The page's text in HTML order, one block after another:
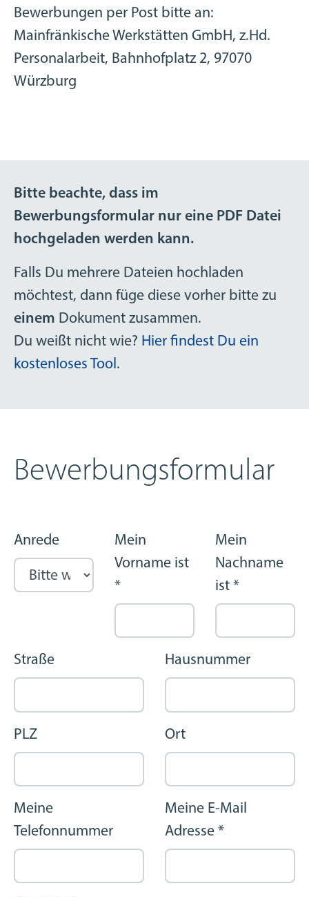
Bewerbungen per Post bitte an:
Mainfränkische Werkstätten GmbH, z.Hd.
Personalarbeit, Bahnhofplatz 2, 97070
Würzburg
Bitte beachte, dass im
Bewerbungsformular nur eine PDF Datei
hochgeladen werden kann.
Falls Du mehrere Dateien hochladen
möchtest, dann füge diese vorher bitte zu
einem Dokument zusammen.
Du weißt nicht wie? Hier findest Du ein
kostenloses Tool .
Bewerbungsformular
Anrede
Mein
Vorname ist
*
Mein
Nachname
ist *
Straße Hausnummer
PLZ Ort
Meine
Telefonnummer
Meine E-Mail
Adresse *